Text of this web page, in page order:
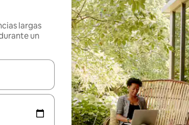
largas
un
podrás navegar usando las teclas de las flechas